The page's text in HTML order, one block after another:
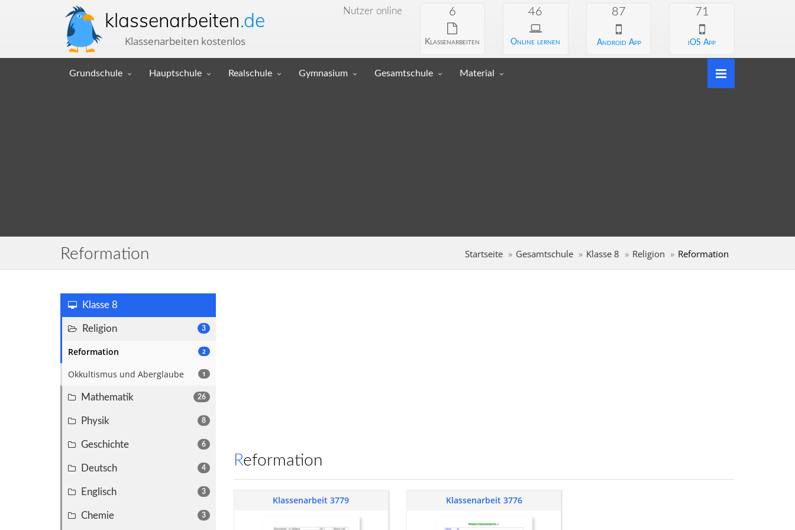
klassenarbeiten.de
Klassenarbeiten kostenlos
Nutzer online 6
Klassenarbeiten
46
Online lernen
87
Android App
71
iOS App
Grundschule Hauptschule Realschule Gymnasium Gesamtschule Material
Reformation Startseite Gesamtschule Klasse 8 Religion Reformation
Klasse 8
3
Religion
2
Reformation
1
Okkultismus und Aberglaube
26
Mathematik
8
Physik
6
Geschichte
4
Deutsch
3
Englisch
3
Chemie
Reformation
Klassenarbeit 3779 Klassenarbeit 3776